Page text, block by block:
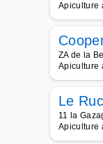
Apiculture
ZA de la
Apiculture
Le
11 la
Apiculture